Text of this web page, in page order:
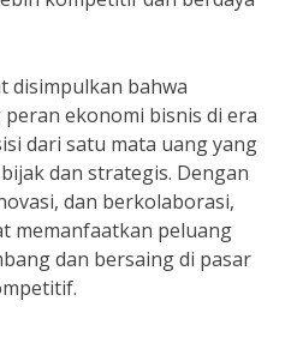
disimpulkan bahwa
ekonomi bisnis di era
dari satu mata uang yang
dan strategis. Dengan
dan berkolaborasi,
memanfaatkan peluang
dan bersaing di pasar